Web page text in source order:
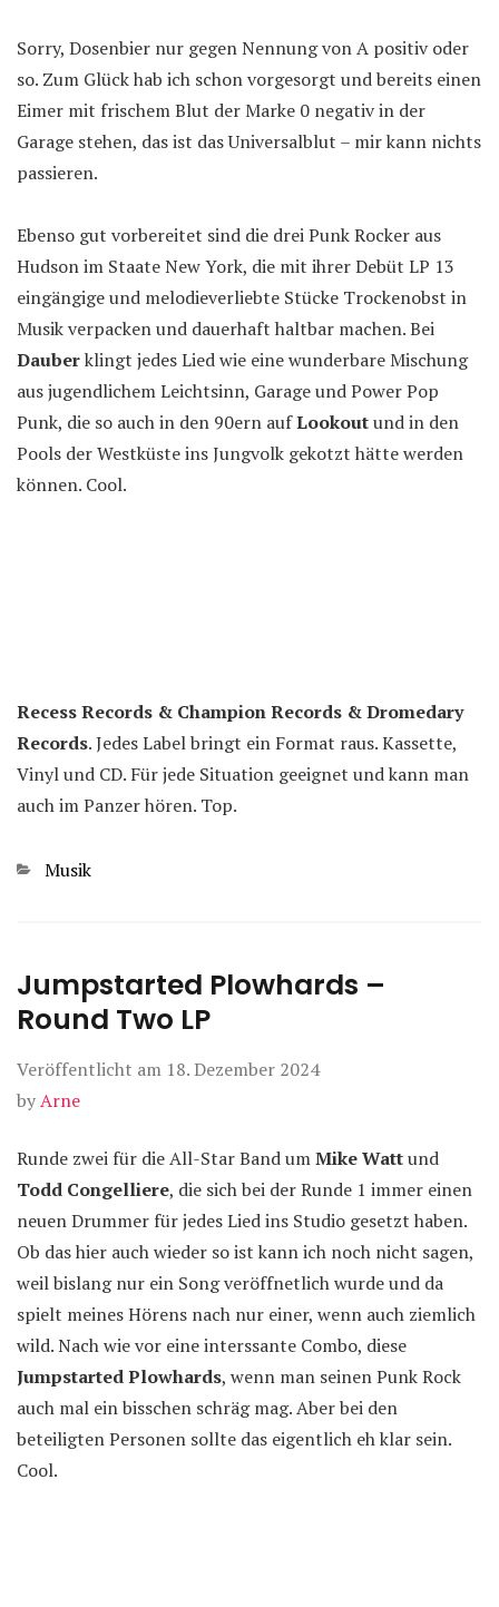
Sorry, Dosenbier nur gegen Nennung von A positiv oder
so. Zum Glück hab ich schon vorgesorgt und bereits einen
Eimer mit frischem Blut der Marke 0 negativ in der
Garage stehen, das ist das Universalblut – mir kann nichts
passieren.
Ebenso gut vorbereitet sind die drei Punk Rocker aus
Hudson im Staate New York, die mit ihrer Debüt LP 13
eingängige und melodieverliebte Stücke Trockenobst in
Musik verpacken und dauerhaft haltbar machen. Bei
Dauberklingt jedes Lied wie eine wunderbare Mischung
aus jugendlichem Leichtsinn, Garage und Power Pop
Punk, die so auch in den 90ern aufLookoutund in den
Pools der Westküste ins Jungvolk gekotzt hätte werden
können. Cool.
Recess Records & Champion Records & Dromedary
Records. Jedes Label bringt ein Format raus. Kassette,
Vinyl und CD. Für jede Situation geeignet und kann man
auch im Panzer hören. Top.
Kategorien
Musik
Jumpstarted Plowhards –
Round Two LP
Veröffentlicht am 18. Dezember 2024
byArne
Runde zwei für die All-Star Band umMike Wattund
Todd Congelliere, die sich bei der Runde 1 immer einen
neuen Drummer für jedes Lied ins Studio gesetzt haben.
Ob das hier auch wieder so ist kann ich noch nicht sagen,
weil bislang nur ein Song veröffnetlich wurde und da
spielt meines Hörens nach nur einer, wenn auch ziemlich
wild. Nach wie vor eine interssante Combo, diese
Jumpstarted Plowhards, wenn man seinen Punk Rock
auch mal ein bisschen schräg mag. Aber bei den
beteiligten Personen sollte das eigentlich eh klar sein.
Cool.